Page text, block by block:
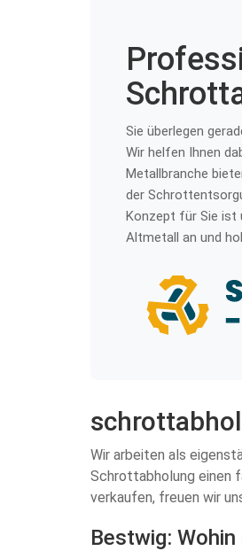
Sie überlegen
Wir helfen Ihnen
Metallbranche
der
Konzept für Sie ist
Altmetall an und
Wir arbeiten als
Schrottabholung einen
verkaufen, freuen wir
Bestwig: